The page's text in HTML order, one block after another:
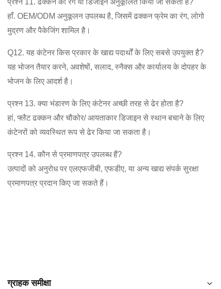
प्रश्न 11. ढक्कन का रंग या डिजाइन अनुकूलित किया जा सकता है?
हाँ. OEM/ODM अनुकूलन उपलब्ध है, जिसमें ढक्कन फ्रेम का रंग, लोगो
मुद्रण और पैकेजिंग शामिल है।
Q12. यह कंटेनर किस प्रकार के खाद्य पदार्थों के लिए सबसे उपयुक्त है?
यह भोजन तैयार करने, अवशेषों, सलाद, स्नैक्स और कार्यालय के दोपहर के
भोजन के लिए आदर्श है।
प्रश्न 13. क्या भंडारण के लिए कंटेनर अच्छी तरह से ढेर होता है?
हां, फ्लैट ढक्कन और चौकोर/ आयताकार डिजाइन से स्थान बचाने के लिए
कंटेनरों को व्यवस्थित रूप से ढेर किया जा सकता है।
प्रश्न 14. कौन से प्रमाणपत्र उपलब्ध हैं?
उत्पादों को अनुरोध पर एलएफजीबी, एफडीए, या अन्य खाद्य संपर्क सुरक्षा
प्रमाणपत्र प्रदान किए जा सकते हैं।
ग्राहक समीक्षा